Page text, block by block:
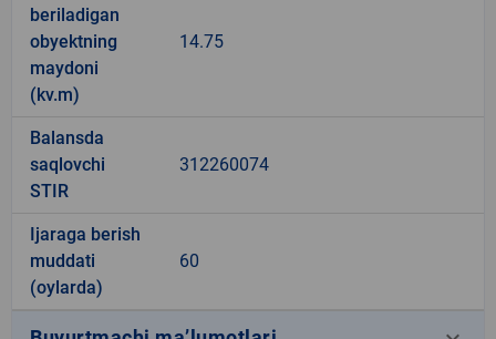
beriladigan
obyektning
maydoni
(kv.m)
14.75
Balansda
saqlovchi
STIR
312260074
Ijaraga berish
muddati
(oylarda)
60